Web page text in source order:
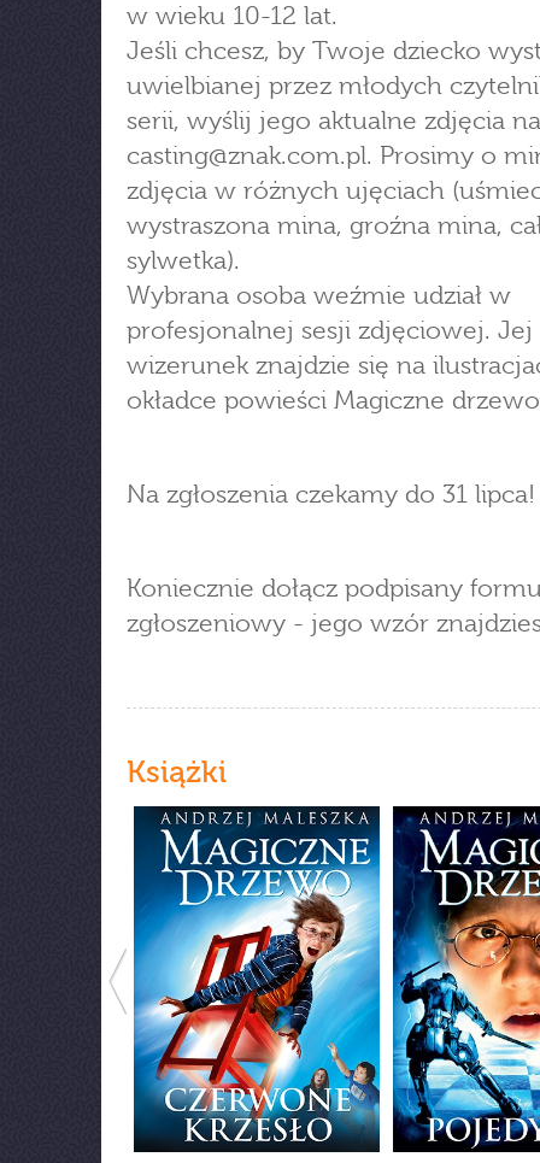
w wieku 10-12 lat.
Jeśli chcesz, by Twoje dziecko
uwielbianej przez młodych
serii, wyślij jego aktualne zdjęcia
casting@znak.com.pl. Prosimy o
zdjęcia w różnych ujęciach
wystraszona mina, groźna mina,
sylwetka).
Wybrana osoba weźmie udział w
profesjonalnej sesji zdjęciowej. Jej
wizerunek znajdzie się na
okładce powieści Magiczne
Na zgłoszenia czekamy do 31 lipca!
Koniecznie dołącz podpisany
zgłoszeniowy - jego wzór
Książki